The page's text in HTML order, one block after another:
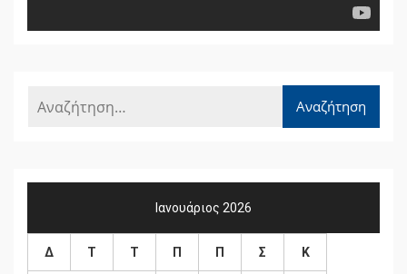
Ιανουάριος 2026
Δ Τ Τ Π Π Σ Κ